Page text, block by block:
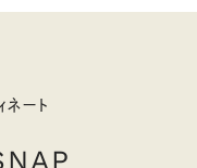
ネート